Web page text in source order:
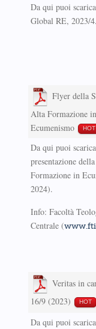
Da qui puoi
Global RE, 2023/4.
Flyer della
Alta Formazione in
Ecumenismo
HOT
Da qui puoi
presentazione
Formazione in
2024).
Info: Facoltà
Centrale (
Veritas in
16/9 (2023)
HOT
Da qui puoi